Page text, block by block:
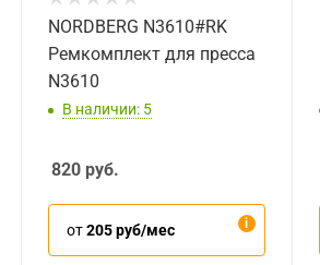
NORDBERG N3610#RK
Ремкомплект для пресса
N3610
В наличии: 5
820 руб.
от205 руб/мес